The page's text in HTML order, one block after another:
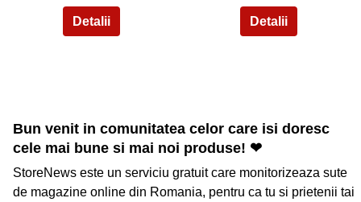
Bun venit in comunitatea celor care isi doresc
cele mai bune si mai noi produse! ❤
StoreNews este un serviciu gratuit care monitorizeaza sute
de magazine online din Romania, pentru ca tu si prietenii tai